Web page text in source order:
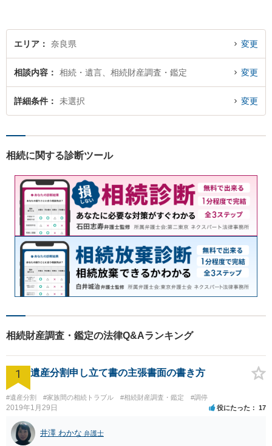
エリア 奈良県 変更
相談内容 相続・遺言、相続財産調査・鑑定 変更
詳細条件 未選択 変更
相続に関する診断ツール
相続財産調査・鑑定の法律Q&Aランキング
1 遺産分割申し立て書の主張書面の書き方
#遺産分割 #家族間の相続トラブル #相続財産調査・鑑定 #調停
2019年1月29日 役にたった 17
井澤 わかな 弁護士